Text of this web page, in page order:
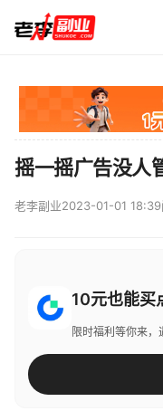
摇一摇广告没人
老李副业2023-01-01 18:39
10元也能买
限时福利等你来